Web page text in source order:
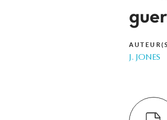
J. JONES